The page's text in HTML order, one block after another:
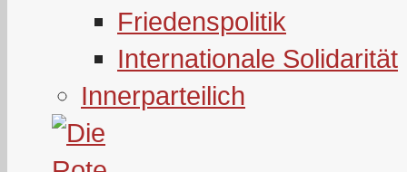
Friedenspolitik
Internationale Solidarität
Innerparteilich